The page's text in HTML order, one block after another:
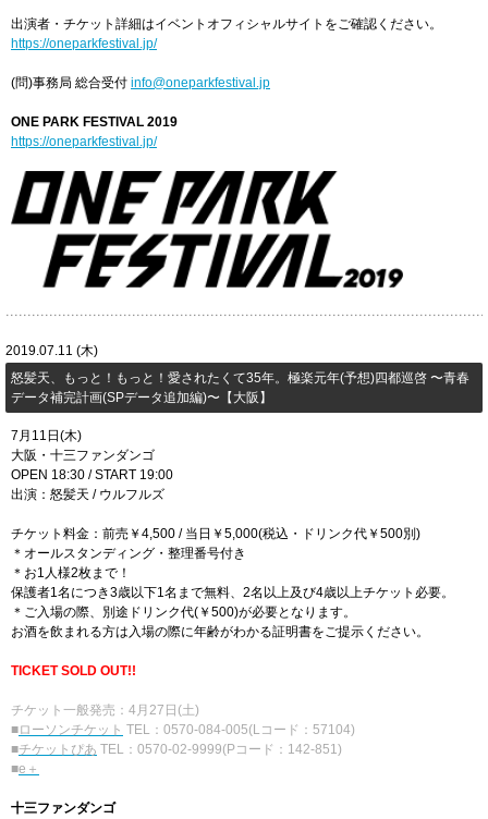
出演者・チケット詳細はイベントオフィシャルサイトをご確認ください。
https://oneparkfestival.jp/
(問)事務局 総合受付 info@oneparkfestival.jp
ONE PARK FESTIVAL 2019
https://oneparkfestival.jp/
2019.07.11 (木)
​怒髪天、もっと！もっと！愛されたくて35年。極楽元年(予想)四都巡啓 〜青春
データ補完計画(SPデータ追加編)〜【大阪】
7月11日(木)
大阪・十三ファンダンゴ
OPEN 18:30 / START 19:00
出演：怒髪天 / ウルフルズ
チケット料金：前売￥4,500 / 当日￥5,000(税込・ドリンク代￥500別)
＊オールスタンディング・整理番号付き
＊お1人様2枚まで！
保護者1名につき3歳以下1名まで無料、2名以上及び4歳以上チケット必要。
＊ご入場の際、別途ドリンク代(￥500)が必要となります。
お酒を飲まれる方は入場の際に年齢がわかる証明書をご提示ください。
TICKET SOLD OUT!!
チケット一般発売：4月27日(土)
■ローソンチケット TEL：0570-084-005(Lコード：57104)
■チケットぴあ TEL：0570-02-9999(Pコード：142-851)
■e＋
十三ファンダンゴ